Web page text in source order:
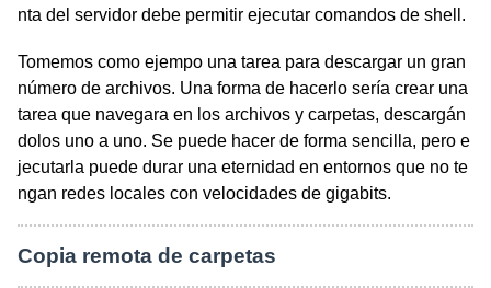
nta del servidor debe permitir ejecutar comandos de shell.
Tomemos como ejempo una tarea para descargar un gran
número de archivos. Una forma de hacerlo sería crear una
tarea que navegara en los archivos y carpetas, descargán
dolos uno a uno. Se puede hacer de forma sencilla, pero e
jecutarla puede durar una eternidad en entornos que no te
ngan redes locales con velocidades de gigabits.
Copia remota de carpetas